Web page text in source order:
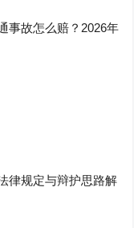
事故怎么赔？2026年
律规定与辩护思路解